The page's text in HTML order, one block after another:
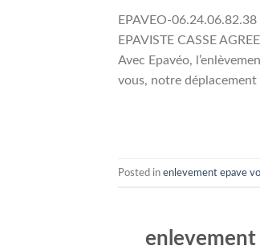
EPAVEO-
EPAVISTE CASSE
Avec Epavéo,
vous, notre déplacement
Posted in enlevement epave
enlevement